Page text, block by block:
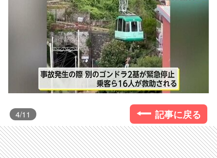
4/11 記事に戻る